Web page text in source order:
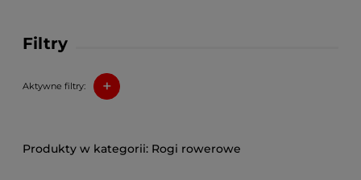
Filtry
Aktywne filtry: +
Rogi rowerowe